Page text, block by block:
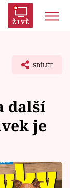
ŽIVĚ
SDÍLET
další
je